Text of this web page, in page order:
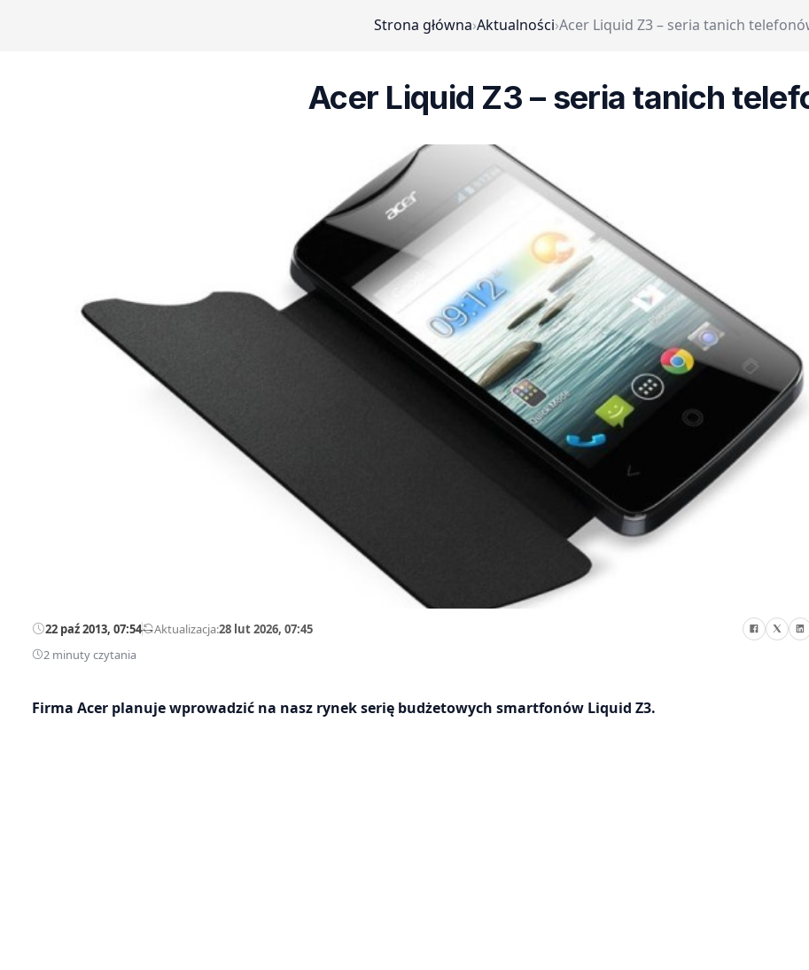
Strona główna›Aktualności›Acer Liquid Z3 – seria tanich
Acer Liquid Z3 – seria tanich
22 paź 2013, 07:54—Aktualizacja:28 lut 2026, 07:45
2 minuty czytania
Firma Acer planuje wprowadzić na nasz rynek serię budżetowych smartfonów Liquid Z3.